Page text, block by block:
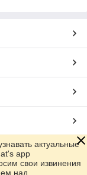
актуальные
app
свои извинения
над